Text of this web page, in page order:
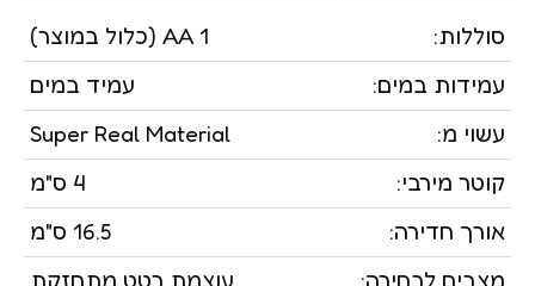
סוללות:
1 AA (כלול במוצר)
עמידות במים:
עמיד במים
עשוי מ:
Super Real Material
קוטר מירבי:
4 ס"מ
אורך חדירה:
16.5 ס"מ
מצבים לבחירה:
עוצמת רטט מתחזקת